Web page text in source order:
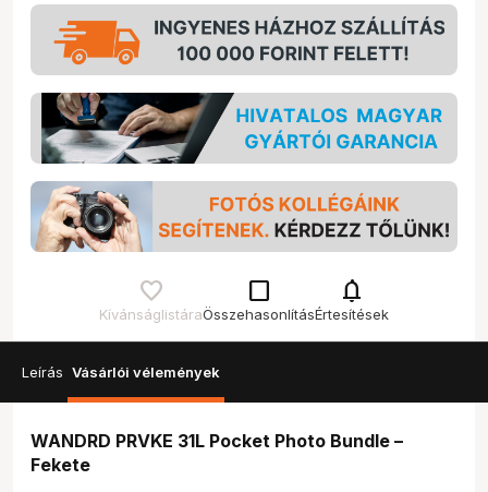
Kívánságlistára
check_box_outline_blank
Összehasonlítás
notifications
Értesítések
Leírás Vásárlói vélemények
WANDRD PRVKE 31L Pocket Photo Bundle –
Fekete